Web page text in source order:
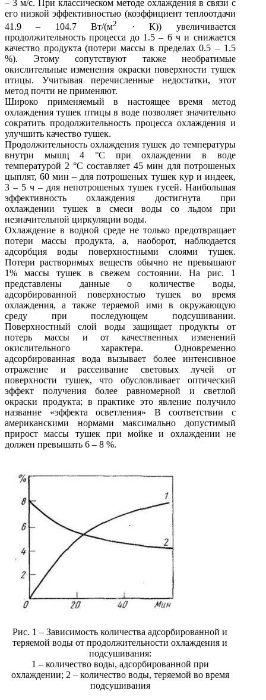
– 3 м/с. При классическом методе охлаждения в связи с
его низкой эффективностью (коэффициент теплоотдачи
41.9 – 104.7 Вт/(м2
· К)) увеличивается
продолжительность процесса до 1.5 – 6 ч и снижается
качество продукта (потери массы в пределах 0.5 – 1.5
%). Этому сопутствуют также необратимые
окислительные изменения окраски поверхности тушек
птицы. Учитывая перечисленные недостатки, этот
метод почти не применяют.
Широко применяемый в настоящее время метод
охлаждения тушек птицы в воде позволяет значительно
сократить продолжительность процесса охлаждения и
улучшить качество тушек.
Продолжительность охлаждения тушек до температуры
внутри мышц 4 °С при охлаждении в воде
температурой 2 °С составляет 45 мин для потрошеных
цыплят, 60 мин – для потрошеных тушек кур и индеек,
3 – 5 ч – для непотрошеных тушек гусей. Наибольшая
эффективность охлаждения достигнута при
охлаждении тушек в смеси воды со льдом при
незначительной циркуляции воды.
Охлаждение в водной среде не только предотвращает
потери массы продукта, а, наоборот, наблюдается
адсорбция воды поверхностными слоями тушек.
Потери растворимых веществ обычно не превышают
1% массы тушек в свежем состоянии. На рис. 1
представлены данные о количестве воды,
адсорбированной поверхностью тушек во время
охлаждения, а также теряемой ими в окружающую
среду при последующем подсушивании.
Поверхностный слой воды защищает продукты от
потерь массы и от качественных изменений
окислительного характера. Одновременно
адсорбированная вода вызывает более интенсивное
отражение и рассеивание световых лучей от
поверхности тушек, что обусловливает оптический
эффект получения более равномерной и светлой
окраски продукта; в практике это явление получило
название «эффекта осветления» В соответствии с
американскими нормами максимально допустимый
прирост массы тушек при мойке и охлаждении не
должен превышать 6 – 8 %.
Рис. 1 – Зависимость количества адсорбированной и
теряемой воды от продолжительности охлаждения и
подсушивания:
1 – количество воды, адсорбированной при
охлаждении; 2 – количество воды, теряемой во время
подсушивания